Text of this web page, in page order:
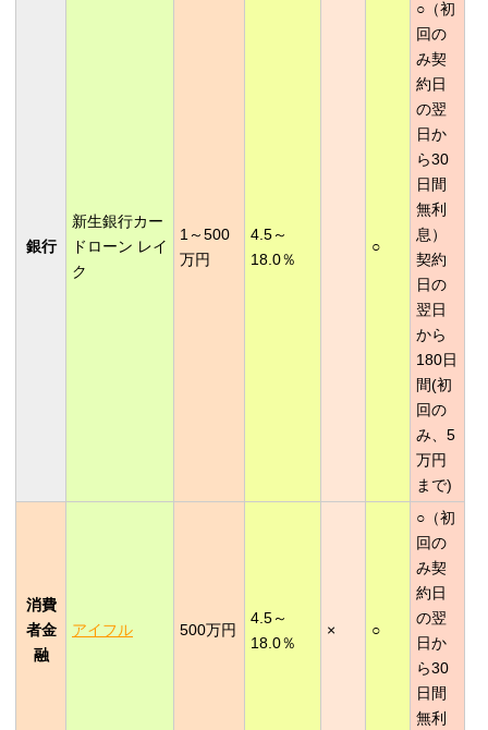
銀行
新生銀行カー
ドローン レイ
ク
1～500
万円
4.5～
18.0％
○
○（初
回の
み契
約日
の翌
日か
ら30
日間
無利
息）
契約
日の
翌日
から
180日
間(初
回の
み、5
万円
まで)
消費
者金
融
アイフル 500万円
4.5～
18.0％
× ○
○（初
回の
み契
約日
の翌
日か
ら30
日間
無利